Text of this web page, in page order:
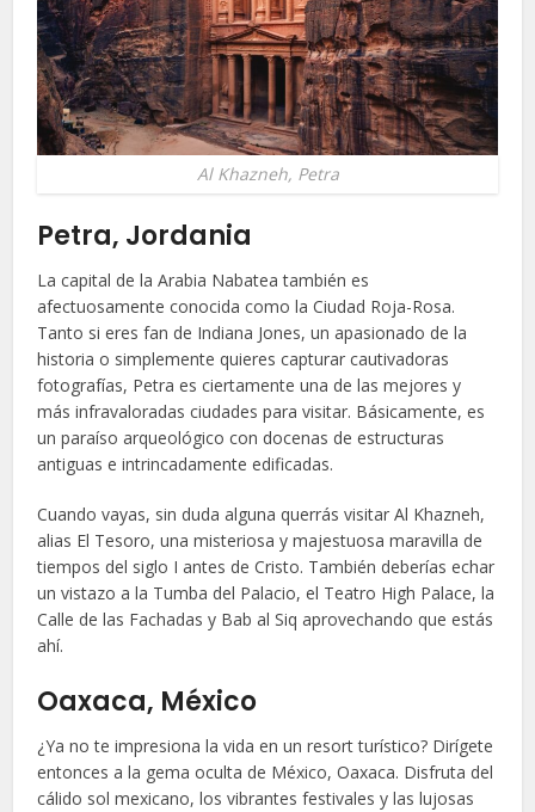
Al Khazneh, Petra
Petra, Jordania
La capital de la Arabia Nabatea también es
afectuosamente conocida como la Ciudad Roja-Rosa.
Tanto si eres fan de Indiana Jones, un apasionado de la
historia o simplemente quieres capturar cautivadoras
fotografías, Petra es ciertamente una de las mejores y
más infravaloradas ciudades para visitar. Básicamente, es
un paraíso arqueológico con docenas de estructuras
antiguas e intrincadamente edificadas.
Cuando vayas, sin duda alguna querrás visitar Al Khazneh,
alias El Tesoro, una misteriosa y majestuosa maravilla de
tiempos del siglo I antes de Cristo. También deberías echar
un vistazo a la Tumba del Palacio, el Teatro High Palace, la
Calle de las Fachadas y Bab al Siq aprovechando que estás
ahí.
Oaxaca, México
¿Ya no te impresiona la vida en un resort turístico? Dirígete
entonces a la gema oculta de México, Oaxaca. Disfruta del
cálido sol mexicano, los vibrantes festivales y las lujosas